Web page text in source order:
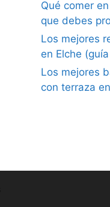
Qué comer
que debes
Los mejores
en Elche
Los mejores
con terraza